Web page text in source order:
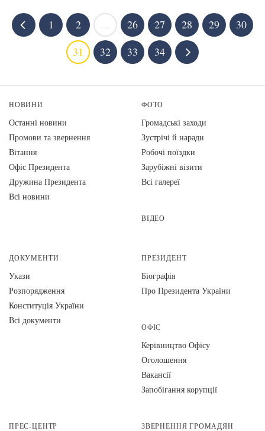
1 2 26 27 28 29
30
31
32 33 34
НОВИНИ
Останні новини
Промови та звернення
Вiтання
Офіс Президента
Дружина Президента
Всі новини
ФОТО
Громадські заходи
Зустрічі й наради
Робочі поїздки
Зарубіжні візити
Всі галереї
ВІДЕО
ДОКУМЕНТИ
Укази
Розпорядження
Конституція України
Всі документи
ПРЕЗИДЕНТ
Біографія
Про Президента України
ОФІС
Керівництво Офісу
Оголошення
Вакансії
Запобігання корупції
ПРЕС-ЦЕНТР ЗВЕРНЕННЯ ГРОМАДЯН